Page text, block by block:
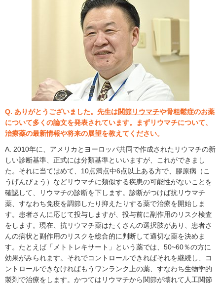
Q. ありがとうございました。先生は関節リウマチや骨粗鬆症のお薬
について多くの論文を発表されています。まずリウマチについて、
治療薬の最新情報や将来の展望を教えてください。
A. 2010年に、アメリカとヨーロッパ共同で作成されたリウマチの新
しい診断基準、正式には分類基準といいますが、これができまし
た。それに当てはめて、10点満点中6点以上ある方で、膠原病（こ
うげんびょう）などリウマチに類似する疾患の可能性がないことを
確認して、リウマチの診断を下します。診断がつけば抗リウマチ
薬、すなわち免疫を調節したり抑えたりする薬で治療を開始しま
す。患者さんに応じて投与しますが、投与前に副作用のリスク検査
をします。現在、抗リウマチ薬はたくさんの選択肢があり、患者さ
んの病状と副作用のリスクを総合的に判断して適切な薬を決めま
す。たとえば「メトトレキサート」という薬では、50~60％の方に
効果がみられます。それでコントロールできればそれを継続し、コ
ントロールできなければもうワンランク上の薬、すなわち生物学的
製剤で治療をします。かつてはリウマチから関節が壊れて人工関節